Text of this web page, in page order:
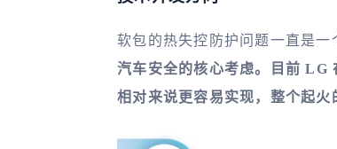
软包的热失控防护问题一直是一
汽车安全的核心考虑。目前 LG
相对来说更容易实现，整个起火